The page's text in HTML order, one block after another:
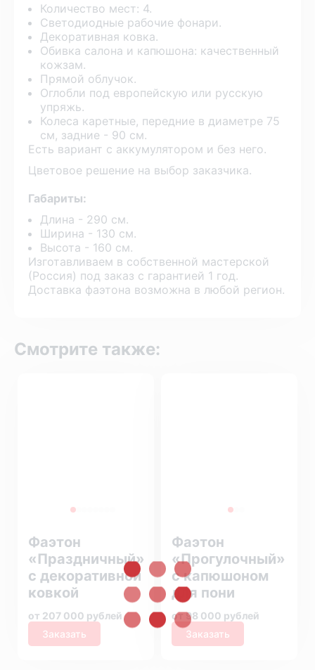
Количество мест: 4.
Светодиодные рабочие фонари.
Декоративная ковка.
Обивка салона и капюшона: качественный
кожзам.
Прямой облучок.
Оглобли под европейскую или русскую
упряжь.
Колеса каретные, передние в диаметре 75
см, задние - 90 см.
Есть вариант с аккумулятором и без него.
Цветовое решение на выбор заказчика.
Габариты:
Длина - 290 см.
Ширина - 130 см.
Высота - 160 см.
Изготавливаем в собственной мастерской
(Россия) под заказ с гарантией 1 год.
Доставка фаэтона возможна в любой регион.
Смотрите также:
Фаэтон
«Праздничный»
с декоративной
ковкой
от 207 000 рублей
Заказать
Фаэтон
«Прогулочный»
с капюшоном
для пони
от 98 000 рублей
Заказать